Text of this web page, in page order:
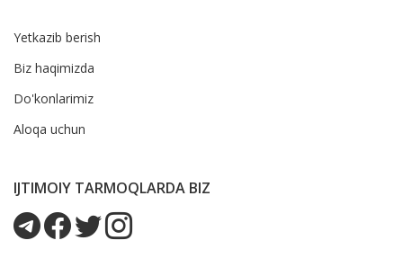
Yetkazib berish
Biz haqimizda
Do'konlarimiz
Aloqa uchun
IJTIMOIY TARMOQLARDA BIZ